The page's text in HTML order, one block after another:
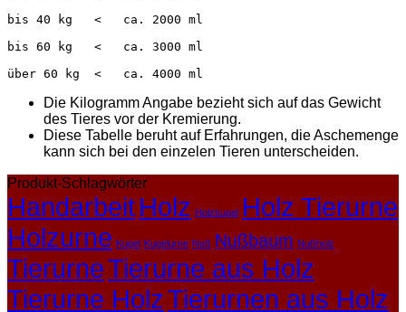
bis 40 kg   <   ca. 2000 ml
bis 60 kg   <   ca. 3000 ml
über 60 kg  <   ca. 4000 ml
Die Kilogramm Angabe bezieht sich auf das Gewicht
des Tieres vor der Kremierung.
Diese Tabelle beruht auf Erfahrungen, die Aschemenge
kann sich bei den einzelen Tieren unterscheiden.
Produkt-Schlagwörter
HandarbeitHolz Holzkugel Holz Tierurne
Holzurne Kugel Kugelurne Nuß Nußbaum Nußholz
TierurneTierurne aus Holz
Tierurne HolzTierurnen aus Holz